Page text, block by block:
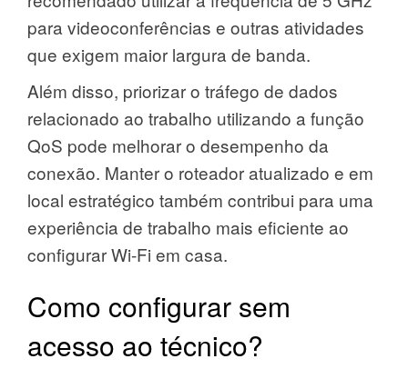
para videoconferências e outras atividades
que exigem maior largura de banda.
Além disso, priorizar o tráfego de dados
relacionado ao trabalho utilizando a função
QoS pode melhorar o desempenho da
conexão. Manter o roteador atualizado e em
local estratégico também contribui para uma
experiência de trabalho mais eficiente ao
configurar Wi-Fi em casa.
Como configurar sem
acesso ao técnico?